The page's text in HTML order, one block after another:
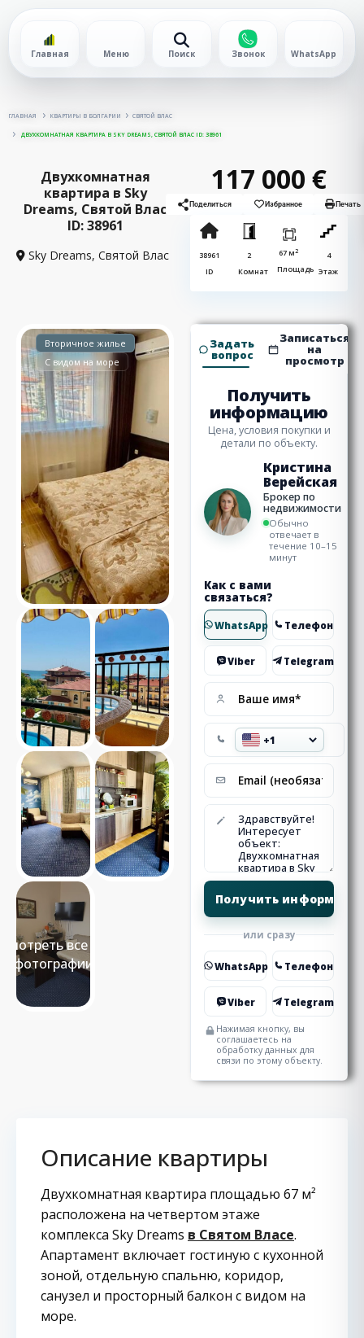
Главная Меню Поиск Звонок WhatsApp
ГЛАВНАЯ КВАРТИРЫ В БОЛГАРИИ СВЯТОЙ ВЛАС
ДВУХКОМНАТНАЯ КВАРТИРА В SKY DREAMS, СВЯТОЙ ВЛАС ID: 38961
Двухкомнатная
квартира в Sky
Dreams, Святой Влас
ID: 38961
Sky Dreams, Святой Влас
117 000 €
Поделиться Избранное Печать
38961
ID
2
Комнат
67 м2
Площадь
4
Этаж
Смотреть все 12
фотографии
Вторичное жилье
С видом на море
Задать
вопрос
Записаться
на
просмотр
Получить
информацию
Цена, условия покупки и
детали по объекту.
Кристина
Верейская
Брокер по
недвижимости
Обычно
отвечает в
течение 10–15
минут
Как с вами
связаться?
WhatsApp Телефон
Viber Telegram
или сразу
WhatsApp Телефон
Viber Telegram
Нажимая кнопку, вы
соглашаетесь на
обработку данных для
связи по этому объекту.
Описание квартиры
Двухкомнатная квартира площадью 67 м²
расположена на четвертом этаже
комплекса Sky Dreams в Святом Власе.
Апартамент включает гостиную с кухонной
зоной, отдельную спальню, коридор,
санузел и просторный балкон с видом на
море.